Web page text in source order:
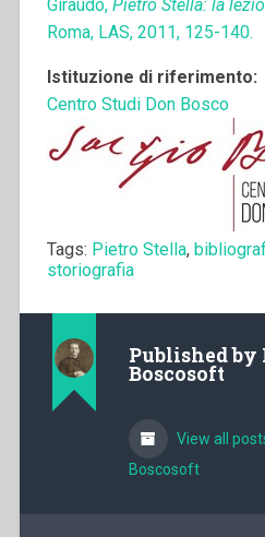
Giraudo, Pietro Stella: la
Roma, LAS, 2011, 125-140.
Istituzione di riferimento:
Centro Studi Don Bosco
Tags: Pietro Stella,
storiografia
Published by
Boscosoft
View all
Boscosoft